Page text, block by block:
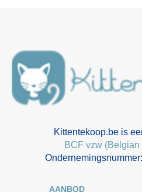
Kittentekoop.be is
BCF vzw
AANBOD